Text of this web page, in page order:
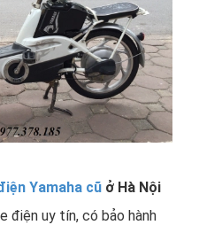
Yamaha cũ ở Hà Nội
điện uy tín, có bảo hành